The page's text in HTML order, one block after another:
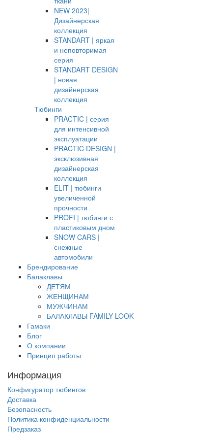
NEW 2023|
Дизайнерская
коллекция
STANDART | яркая
и неповторимая
серия
STANDART DESIGN
| новая
дизайнерская
коллекция
Тюбинги
PRACTIC | серия
для интенсивной
эксплуатации
PRACTIC DESIGN |
эксклюзивная
дизайнерская
коллекция
ELIT | тюбинги
увеличенной
прочности
PROFI | тюбинги с
пластиковым дном
SNOW CARS |
снежные
автомобили
Брендирование
Балаклавы
ДЕТЯМ
ЖЕНЩИНАМ
МУЖЧИНАМ
БАЛАКЛАВЫ FAMILY LOOK
Гамаки
Блог
О компании
Принцип работы
Информация
Конфигуратор тюбингов
Доставка
Безопасность
Политика конфиденциальности
Предзаказ